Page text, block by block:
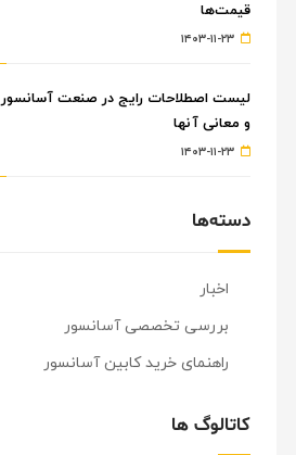
قیمت‌ها
۱۴۰۳-۱۱-۲۳
لیست اصطلاحات رایج در صنعت آسانسور
و معانی آنها
۱۴۰۳-۱۱-۲۳
دسته‌ها
اخبار
بررسی تخصصی آسانسور
راهنمای خرید کابین آسانسور
کاتالوگ ها